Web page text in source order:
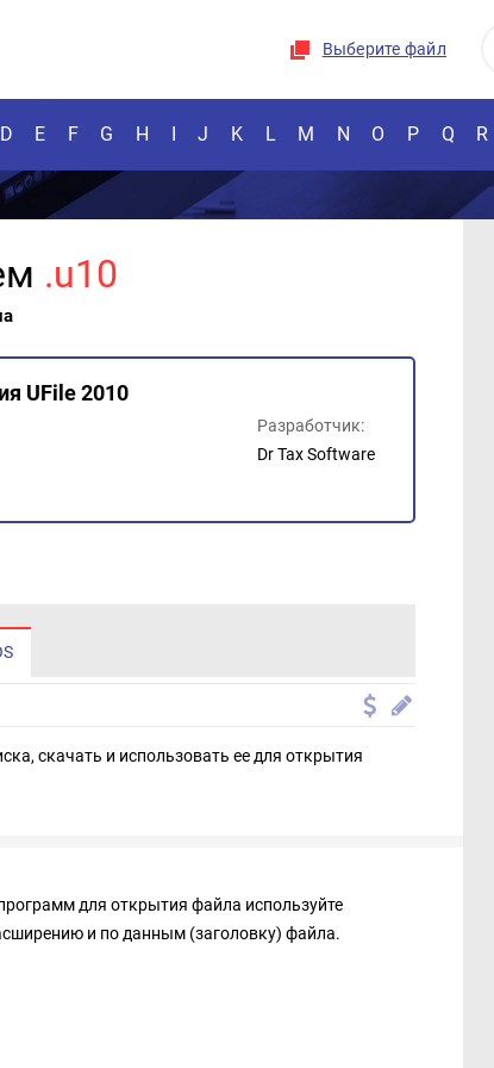
Выберите файл
D E F G H I J K L M N O P Q R
.u10
UFile 2010
Разработчик:
Dr Tax Software
скачать и использовать ее для открытия
для открытия файла используйте
и по данным (заголовку) файла.